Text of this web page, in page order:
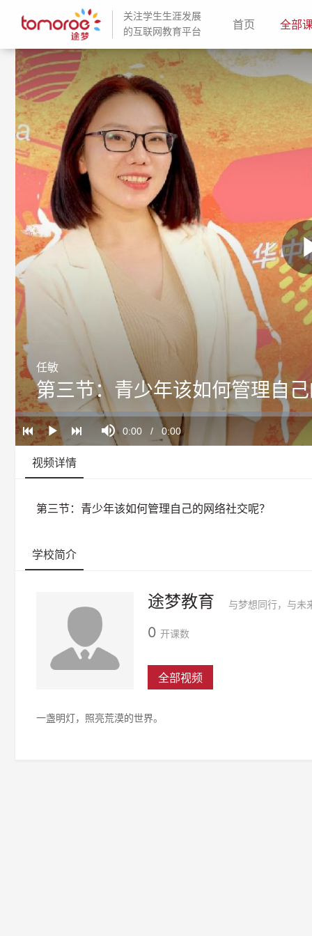
关注学生生涯发展
的互联网教育平台
首页(current)
全部
Play
Current
0:00 / Duration
0:00
Loaded:
0%
Progress:
0%
任敏
第三节：青少年该如何管理自
视频详情
第三节：青少年该如何管理自己的网络社交呢？
学校简介
途梦教育 与梦想同行，与未
0 开课数
全部视频
一盏明灯，照亮荒漠的世界。